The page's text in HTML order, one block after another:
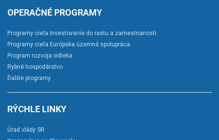
OPERAČNÉ PROGRAMY
Programy cieľa Investovanie do rastu a zamestnanosti
Programy cieľa Európska územná spolupráca
Program rozvoja vidieka
Rybné hospodárstvo
Ďalšie programy
RÝCHLE LINKY
Úrad vlády SR